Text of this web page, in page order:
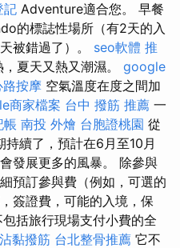
記 Adventure適合您。 早餐
的標誌性場所（有2天的入
被錯過了）。 seo軟體 推
夏天又熱又潮濕。 google
路按摩 空氣溫度在度之間加
商家檔案 台中 撥筋 推薦 一
帳 南投 外燴 台胞證桃園 從
持續了，預計在6月至10月
發展更多的風暴。 除參與
預訂參與費（例如，可選的
簽證費，可能的入境，保
包括旅行現場支付小費的全
黏撥筋 台北整骨推薦 它不